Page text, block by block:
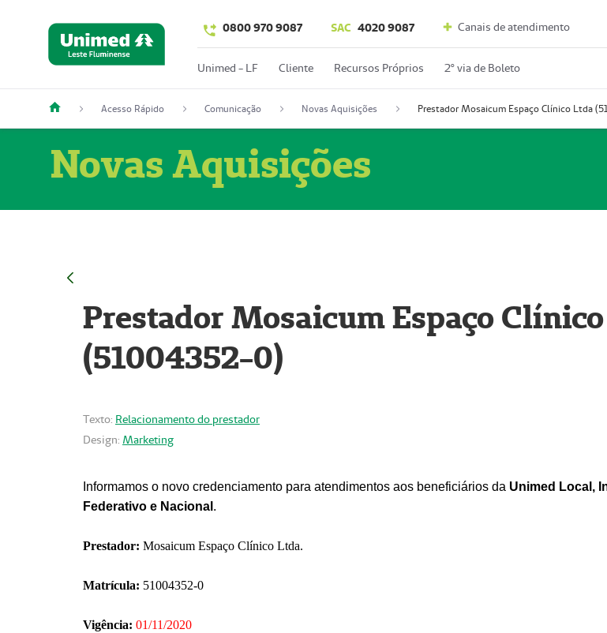
0800 970 9087 SAC 4020 9087 Canais de atendimento
Unimed - LF Cliente Recursos Próprios 2º via de Boleto
Acesso Rápido Comunicação Novas Aquisições
Novas Aquisições
Prestador Mosaicum Espaço
(51004352-0)
Texto: Relacionamento do prestador
Design: Marketing
Informamos o novo credenciamento para atendimentos aos beneficiários da Unimed Local,
Federativo e Nacional .
Prestador: Mosaicum Espaço Clínico Ltda.
Matrícula: 51004352-0
Vigência: 01/11/2020